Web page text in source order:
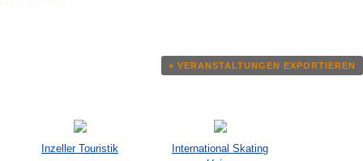
+ VERANSTALTUNGEN EXPORTIEREN
Inzeller Touristik
International Skating